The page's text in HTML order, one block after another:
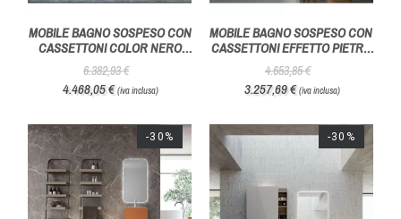
MOBILE BAGNO SOSPESO CON
CASSETTONI COLOR NERO
CARBONE COMPOSIZIONE J&T
11 - AZZURRA BAGNI
6.382,93 €
4.468,05 €(iva inclusa)
MOBILE BAGNO SOSPESO CON
CASSETTONI EFFETTO PIETRA
COMPOSIZIONE J&T 12 -
AZZURRA BAGNI
4.653,85 €
3.257,69 €(iva inclusa)
-30% -30%